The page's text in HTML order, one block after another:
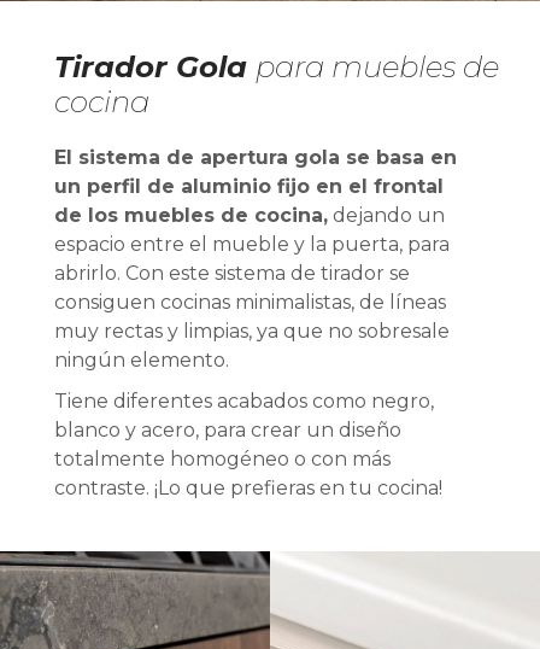
Tirador Gola para muebles de
cocina
El sistema de apertura gola se basa en
un perfil de aluminio fijo en el frontal
de los muebles de cocina, dejando un
espacio entre el mueble y la puerta, para
abrirlo. Con este sistema de tirador se
consiguen cocinas minimalistas, de líneas
muy rectas y limpias, ya que no sobresale
ningún elemento.
Tiene diferentes acabados como negro,
blanco y acero, para crear un diseño
totalmente homogéneo o con más
contraste. ¡Lo que prefieras en tu cocina!